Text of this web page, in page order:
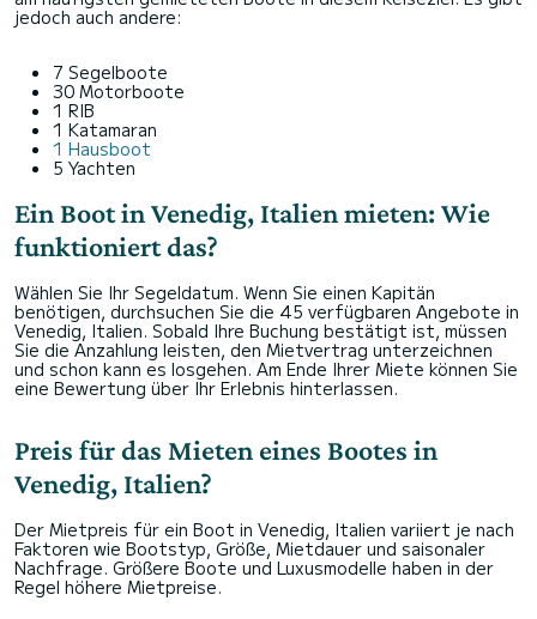
jedoch auch andere:
7 Segelboote
30 Motorboote
1 RIB
1 Katamaran
1 Hausboot
5 Yachten
Ein Boot in Venedig, Italien mieten: Wie
funktioniert das?
Wählen Sie Ihr Segeldatum. Wenn Sie einen Kapitän
benötigen, durchsuchen Sie die 45 verfügbaren Angebote in
Venedig, Italien. Sobald Ihre Buchung bestätigt ist, müssen
Sie die Anzahlung leisten, den Mietvertrag unterzeichnen
und schon kann es losgehen. Am Ende Ihrer Miete können Sie
eine Bewertung über Ihr Erlebnis hinterlassen.
Preis für das Mieten eines Bootes in
Venedig, Italien?
Der Mietpreis für ein Boot in Venedig, Italien variiert je nach
Faktoren wie Bootstyp, Größe, Mietdauer und saisonaler
Nachfrage. Größere Boote und Luxusmodelle haben in der
Regel höhere Mietpreise.